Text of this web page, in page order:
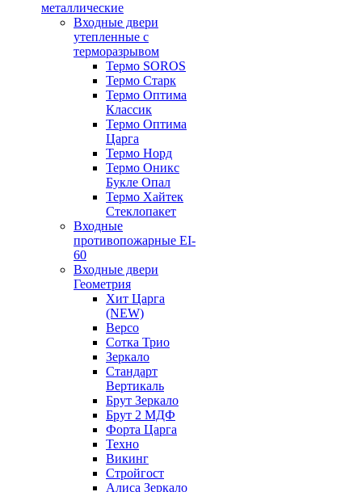
металлические
Входные двери
утепленные с
терморазрывом
Термо SOROS
Термо Старк
Термо Оптима
Классик
Термо Оптима
Царга
Термо Норд
Термо Оникс
Букле Опал
Термо Хайтек
Стеклопакет
Входные
противопожарные EI-
60
Входные двери
Геометрия
Хит Царга
(NEW)
Версо
Сотка Трио
Зеркало
Стандарт
Вертикаль
Брут Зеркало
Брут 2 МДФ
Форта Царга
Техно
Викинг
Стройгост
Алиса Зеркало